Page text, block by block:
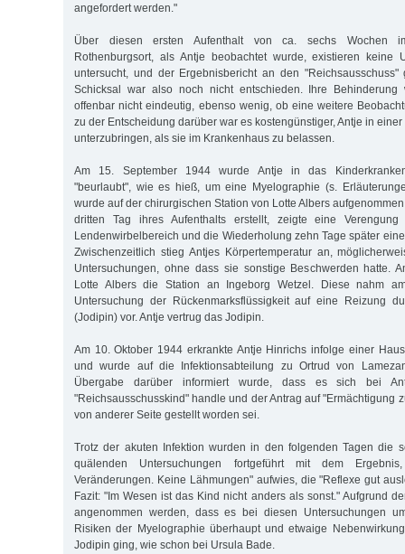
angefordert werden."
Über diesen ersten Aufenthalt von ca. sechs Wochen
Rothenburgsort, als Antje beobachtet wurde, existieren keine
untersucht, und der Ergebnisbericht an den "Reichsausschuss"
Schicksal war also noch nicht entschieden. Ihre
offenbar nicht eindeutig, ebenso wenig, ob eine weitere
zu der Entscheidung darüber war es kostengünstiger, Antje in
unterzubringen, als sie im Krankenhaus zu belassen.
Am 15. September 1944 wurde Antje in das
"beurlaubt", wie es hieß, um eine Myelographie (s.
wurde auf der chirurgischen Station von Lotte Albers
dritten Tag ihres Aufenthalts erstellt, zeigte eine
Lendenwirbelbereich und die Wiederholung zehn Tage später
Zwischenzeitlich stieg Antjes Körpertemperatur an,
Untersuchungen, ohne dass sie sonstige Beschwerden hatte.
Lotte Albers die Station an Ingeborg Wetzel. Diese nahm
Untersuchung der Rückenmarksflüssigkeit auf eine Reizung
(Jodipin) vor. Antje vertrug das Jodipin.
Am 10. Oktober 1944 erkrankte Antje Hinrichs infolge einer
und wurde auf die Infektionsabteilung zu Ortrud von
Übergabe darüber informiert wurde, dass es sich bei
"Reichsausschusskind" handle und der Antrag auf "Ermächtigung
von anderer Seite gestellt worden sei.
Trotz der akuten Infektion wurden in den folgenden Tagen die
quälenden Untersuchungen fortgeführt mit dem
Veränderungen. Keine Lähmungen" aufwies, die "Reflexe gut
Fazit: "Im Wesen ist das Kind nicht anders als sonst." Aufgrund
angenommen werden, dass es bei diesen Untersuchungen
Risiken der Myelographie überhaupt und etwaige
Jodipin ging, wie schon bei Ursula Bade.